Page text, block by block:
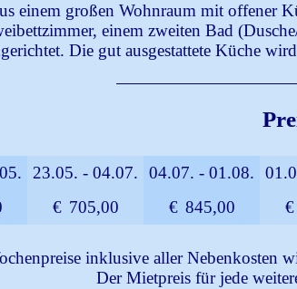
einem großen Wohnraum mit offener
einem zweiten Bad
Die gut ausgestattete Küche
23.05. - 04.07. 04.07. - 01.08.
€ 705,00 € 845,00 €
inklusive aller Nebenkosten
Der Mietpreis für jede